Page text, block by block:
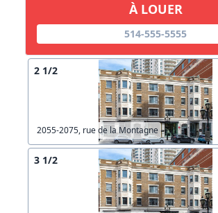
À LOUER
514-555-5555
2 1/2
2055-2075, rue de la Montagne
3 1/2
X Fermer